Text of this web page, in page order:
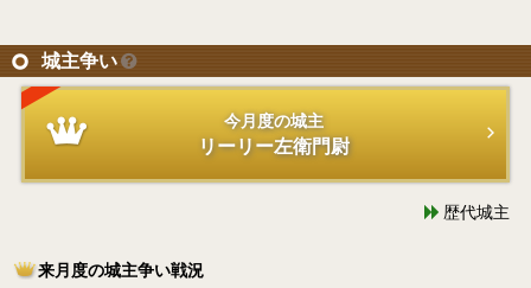
城主争い
今月度の城主
リーリー左衛門尉
歴代城主
来月度の城主争い戦況